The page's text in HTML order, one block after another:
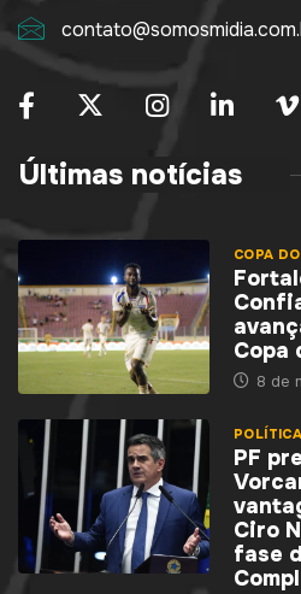
Últimas notícias
COPA
Copa
8 de
POLÍTICA
PF
Ciro
fase